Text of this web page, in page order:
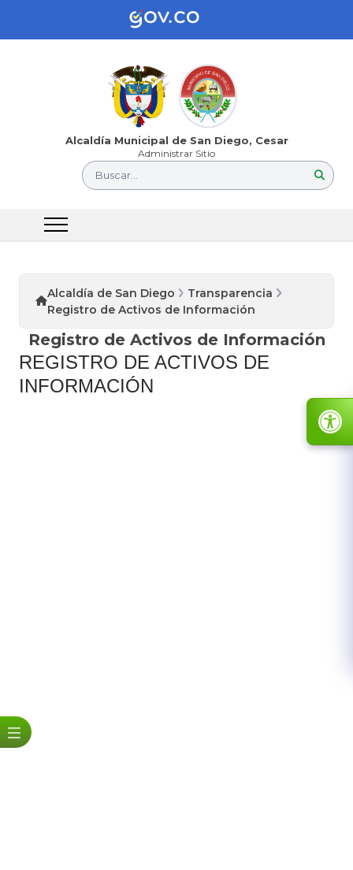
Alcaldía Municipal de San Diego, Cesar
Administrar Sitio
Buscar...
Alcaldía de San Diego
Transparencia
Registro de Activos de Información
Registro de Activos de Información
REGISTRO DE ACTIVOS DE
INFORMACIÓN